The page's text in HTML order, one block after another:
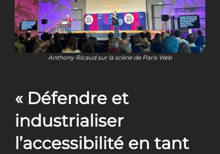
Anthony Ricaud sur la scène de Paris Web
« Défendre et
industrialiser
l’accessibilité en tant